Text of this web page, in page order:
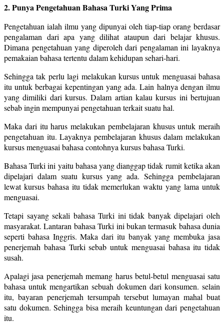
2. Punya Pengetahuan Bahasa Turki Yang Prima
Pengetahuan ialah ilmu yang dipunyai oleh tiap-tiap orang berdasar
pengalaman dari apa yang dilihat ataupun dari belajar khusus.
Dimana pengetahuan yang diperoleh dari pengalaman ini layaknya
pemakaian bahasa tertentu dalam kehidupan sehari-hari.
Sehingga tak perlu lagi melakukan kursus untuk menguasai bahasa
itu untuk berbagai kepentingan yang ada. Lain halnya dengan ilmu
yang dimiliki dari kursus. Dalam artian kalau kursus ini bertujuan
sebab ingin mempunyai pengetahuan terkait suatu hal.
Maka dari itu harus melakukan pembelajaran khusus untuk meraih
pengetahuan itu. Layaknya pembelajaran khusus dalam melakukan
kursus menguasai bahasa contohnya kursus bahasa Turki.
Bahasa Turki ini yaitu bahasa yang dianggap tidak rumit ketika akan
dipelajari dalam suatu kursus yang ada. Sehingga pembelajaran
lewat kursus bahasa itu tidak memerlukan waktu yang lama untuk
menguasai.
Tetapi sayang sekali bahasa Turki ini tidak banyak dipelajari oleh
masyarakat. Lantaran bahasa Turki ini bukan termasuk bahasa dunia
seperti bahasa Inggris. Maka dari itu banyak yang membuka jasa
penerjemah bahasa Turki sebab untuk menguasai bahasa itu tidak
susah.
Apalagi jasa penerjemah memang harus betul-betul menguasai satu
bahasa untuk mengartikan sebuah dokumen dari konsumen. selain
itu, bayaran penerjemah tersumpah tersebut lumayan mahal buat
satu dokumen. Sehingga bisa meraih keuntungan dari pengetahuan
itu.